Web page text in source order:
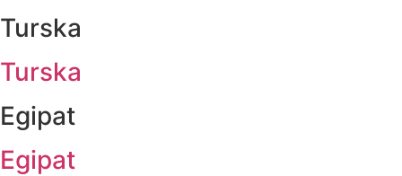
Turska
Turska
Egipat
Egipat